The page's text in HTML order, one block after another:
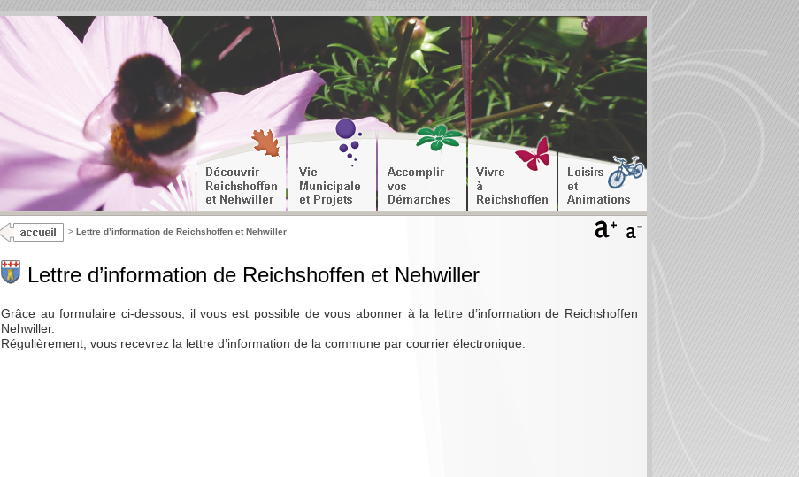
Aller au menu Aller au contenu Aller à la recherche
> Lettre d’information de Reichshoffen et Nehwiller
Lettre d’information de Reichshoffen et Nehwiller
Grâce au formulaire ci-dessous, il vous est possible de vous abonner à la lettre d’information de Reichshoffen
Nehwiller.
Régulièrement, vous recevrez la lettre d’information de la commune par courrier électronique.